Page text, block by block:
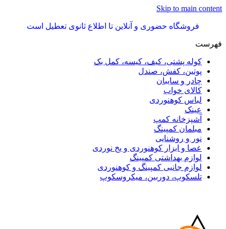
Skip to main content
فروشگاه حضوری و آنلاین تا اطلاع ثانوی تعطیل است
فهرست
کوله پشتی، کیف، کیسه، کمل بک
پوتین، کفش، صندل
چادر و سایبان
کالای خواب
لباس کوهنوردی
عینک
آشپزخانه کمپ
مبلمان کمپینگ
نور و روشنایی
عصا و ابزار کوهنوردی و یخ نوردی
لوازم بهداشتی کمپینگ
لوازم جانبی کمپینگ و کوهنوردی
تلسکوپ، دوربین، میکروسکوپ